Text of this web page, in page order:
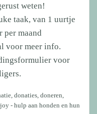
weten!
taak, van 1 uurtje
per maand
voor meer info.
voor
donaties doneren
- hulp aan honden en hun